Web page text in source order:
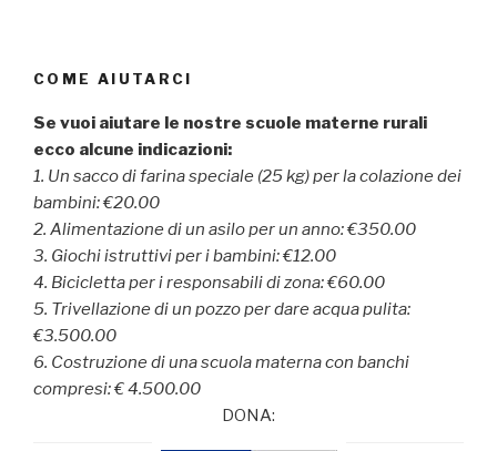
COME AIUTARCI
Se vuoi aiutare le nostre scuole materne rurali
ecco alcune indicazioni:
1. Un sacco di farina speciale (25 kg) per la colazione dei
bambini: €20.00
2. Alimentazione di un asilo per un anno: €350.00
3. Giochi istruttivi per i bambini: €12.00
4. Bicicletta per i responsabili di zona: €60.00
5. Trivellazione di un pozzo per dare acqua pulita:
€3.500.00
6. Costruzione di una scuola materna con banchi
compresi: € 4.500.00
DONA: